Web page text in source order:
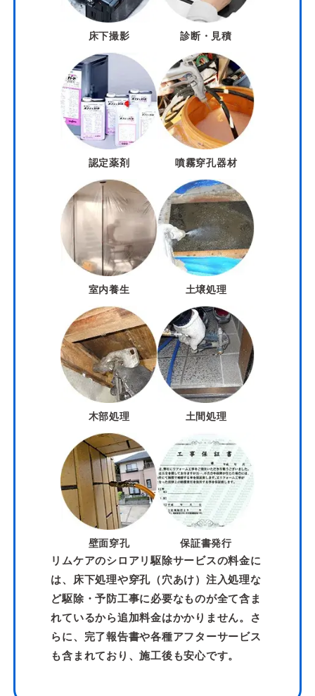
床下撮影 診断・見積
認定薬剤 噴霧穿孔器材
室内養生 土壌処理
木部処理 土間処理
壁面穿孔 保証書発行
リムケアのシロアリ駆除サービスの料金に
は、床下処理や穿孔（穴あけ）注入処理な
ど駆除・予防工事に必要なものが全て含ま
れているから追加料金はかかりません。さ
らに、完了報告書や各種アフターサービス
も含まれており、施工後も安心です。